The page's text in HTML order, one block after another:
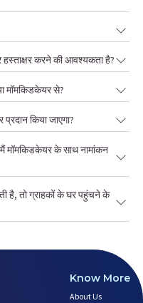
करने की आवश्यकता है?
मॉमकिडकेयर से?
किया जाएगा?
मैं मॉमकिडकेयर के साथ नामांकन
है, तो ग्राहकों के घर पहुंचने के
Know More
About Us